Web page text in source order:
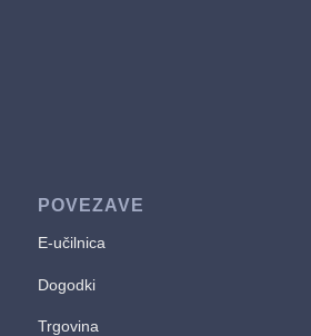
POVEZAVE
E-učilnica
Dogodki
Trgovina